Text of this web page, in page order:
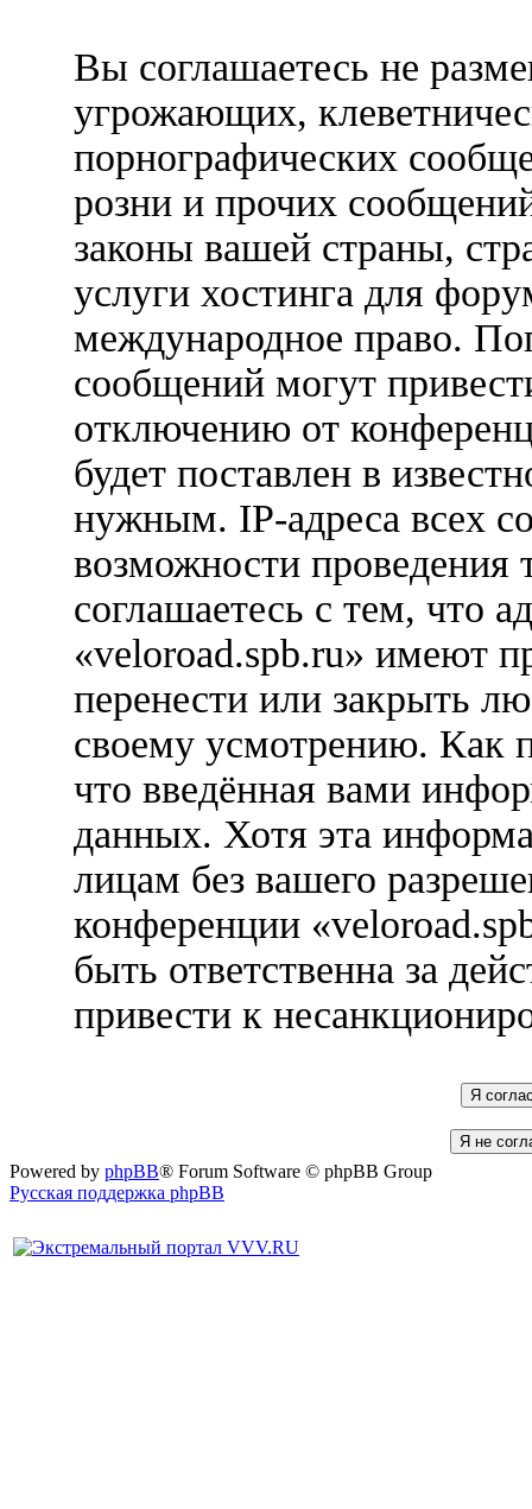
Вы соглашаетесь не
угрожающих,
порнографических
розни и прочих
законы вашей страны,
услуги хостинга для
международное право.
сообщений могут
отключению от
будет поставлен в
нужным. IP-адреса всех
возможности
соглашаетесь с тем, что
«veloroad.spb.ru» имеют
перенести или закрыть
своему усмотрению. Как
что введённая вами
данных. Хотя эта
лицам без вашего
конференции
быть ответственна за
привести к
Powered by phpBB® Forum Software © phpBB Group
Русская поддержка phpBB